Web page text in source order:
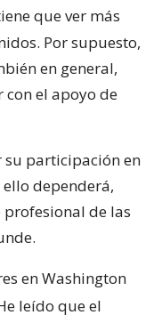
que ver más
Por supuesto,
en general,
con el apoyo de
su participación en
dependerá,
de las
en Washington
leído que el